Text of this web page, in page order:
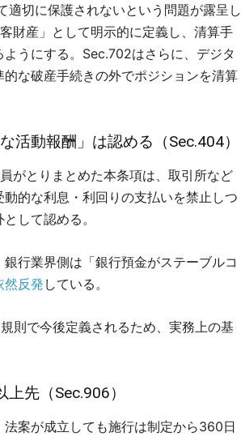
切に保護されないという問題が露呈し
財産」として明示的に定義し、清算手
うにする。Sec.702はさらに、デジタ
な破産手続きの外でポジションを清算
動報酬」は認める（Sec.404）
がとりまとめた本条項は、取引所など
的な利息・利回りの支払いを禁止しつ
して認める。
行業界側は「銀行預金がステーブルコ
然反発 している。
則で今後定義されるため、実務上の基
先（Sec.906）
案が成立しても施行は制定から360日